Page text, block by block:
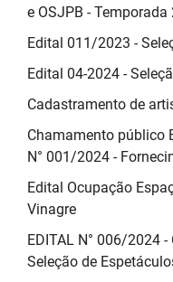
e OSJPB - Temporada
Edital 011/2023 -
Edital 04-2024 -
Cadastramento de
Chamamento público
N° 001/2024 -
Edital Ocupação
Vinagre
EDITAL N° 006/2024
Seleção de